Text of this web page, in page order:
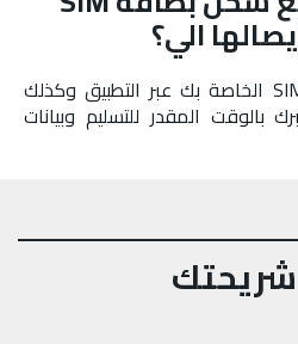
الي؟
يمكنك تتبع تسليم بطاقة SIM الخاصة بك عبر التطبيق وكذلك
بالوقت المقدر للتسليم وبيانات